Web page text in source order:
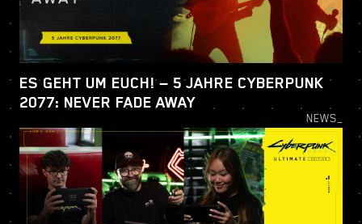
ES GEHT UM EUCH! — 5 JAHRE CYBERPUNK
2077: NEVER FADE AWAY
NEWS_